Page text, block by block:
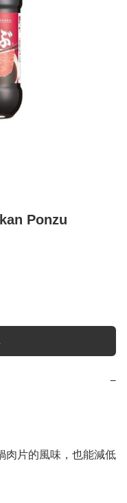
Ponzu
−
肉片的風味，也能減低